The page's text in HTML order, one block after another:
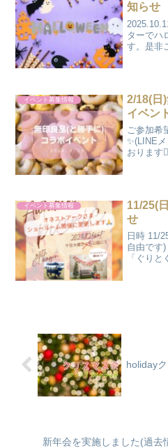
知らせ
ターでハ
す。是非
イベント募集情報
2/18(日
イベン
ご参加希
✨(LINE
おります
イベント募集情報
11/25(
せ
日時 11/
自由です
「ぐり
holiday
新年会を実施しました(過去